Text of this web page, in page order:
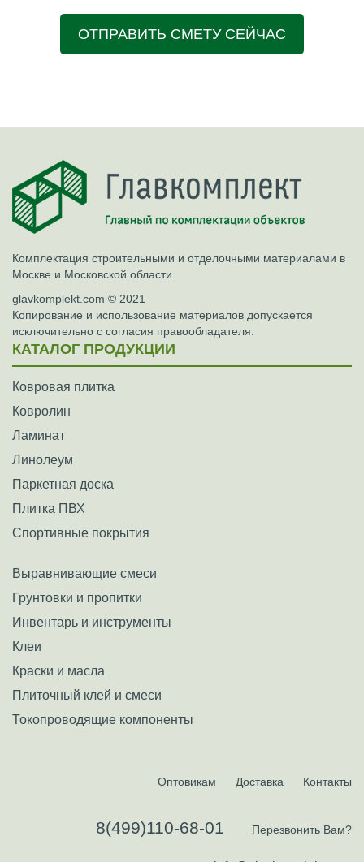
ОТПРАВИТЬ СМЕТУ СЕЙЧАС
Комплектация строительными и отделочными материалами в
Москве и Московской области
glavkomplekt.com © 2021
Копирование и использование материалов допускается
исключительно с согласия правообладателя.
КАТАЛОГ ПРОДУКЦИИ
Ковровая плитка
Ковролин
Ламинат
Линолеум
Паркетная доска
Плитка ПВХ
Спортивные покрытия
Выравнивающие смеси
Грунтовки и пропитки
Инвентарь и инструменты
Клеи
Краски и масла
Плиточный клей и смеси
Токопроводящие компоненты
Оптовикам Доставка Контакты
8(499)110-68-01 Перезвонить Вам?